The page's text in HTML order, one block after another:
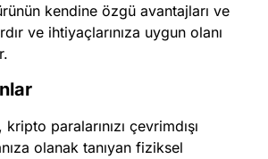
kendine özgü avantajları ve
ve ihtiyaçlarınıza uygun olanı
paralarınızı çevrimdışı
olanak tanıyan fiziksel